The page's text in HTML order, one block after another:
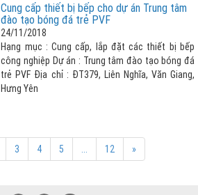
gì là đáng ngạc nhiên bởi thiết bị giữ nóng thức
ăn có nhiều ưu điểm nổi bật như: Đều được làm
từ inox cao cấp, không gỉ sét, có thiết kế phù
hợp với nhu cầu sử dụng, thiết bị được bảo ôn
chống thoát nhiệt, giúp tiết kiệm điện tối đa,
thuận tiện cho quá trình sử dụng, điều chỉnh
nhiệt độ theo ý muốn và cảm biết chống quá
Cung cấp thiết bị bếp cho dự án Trung tâm
đào tạo bóng đá trẻ PVF
24/11/2018
Hạng mục : Cung cấp, lắp đặt các thiết bị bếp
công nghiệp Dự án : Trung tâm đào tạo bóng đá
trẻ PVF Địa chỉ : ĐT379, Liên Nghĩa, Văn Giang,
Hưng Yên
3 4 5 ... 12 »